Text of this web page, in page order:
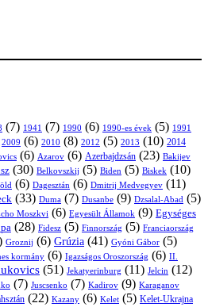
(7) 1941 (7) 1990 (6) 1990-es évek (5) 1991
2009 (6) 2010 (8) 2012 (5) 2013 (10) 2014
(6) Azarov (6) Azerbajdzsán (23) Bakijev
(30) Belkovszkij (5) Biden (5) Biskek (10)
(6) Dagesztán (6) Dmitrij Medvegyev (11)
(33) Duma (7) Dusanbe (9) Dzsalal-Abad (5)
Moszkvi (6) Egyesült Államok (9) Egységes
(28) Fidesz (5) Finnország (5) Franciaország
Groznij (6) Grúzia (41) Gyóni Gábor (5)
kormány (6) Igazságos Oroszország (6) II.
(51) Jekatyerinburg (11) Jelcin (12)
(7) Juscsenko (7) Kadirov (9) Karaganov
(22) Kazany (6) Kelet (5) Kelet-Ukrajna